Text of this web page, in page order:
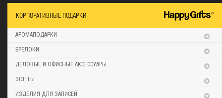
КОРПОРАТИВНЫЕ ПОДАРКИ
АРОМАПОДАРКИ
БРЕЛОКИ
ДЕЛОВЫЕ И ОФИСНЫЕ АКСЕССУАРЫ
ЗОНТЫ
ИЗДЕЛИЯ ДЛЯ ЗАПИСЕЙ